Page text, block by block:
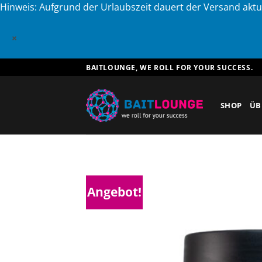
Hinweis: Aufgrund der Urlaubszeit dauert der Versand
×
Inhalt
BAITLOUNGE, WE ROLL FOR YOUR SUCCESS.
SHOP
Angebot!